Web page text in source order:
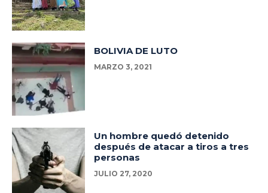
BOLIVIA DE LUTO
MARZO 3, 2021
Un hombre quedó detenido
después de atacar a tiros a tres
personas
JULIO 27, 2020